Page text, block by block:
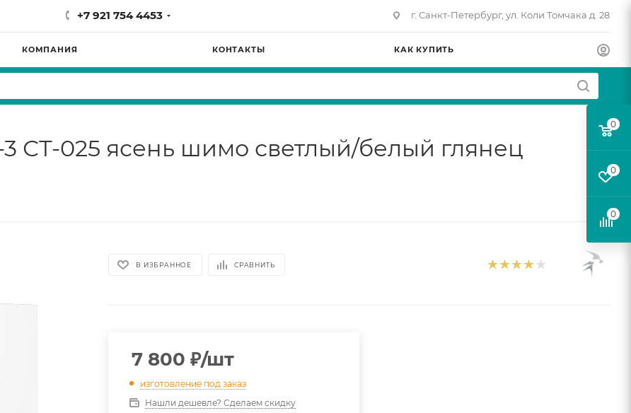
+7 921 754 4453 г. Санкт-Петербург, ул. Коли Томчака д. 28
КОМПАНИЯ КОНТАКТЫ КАК КУПИТЬ
СТ-025 ясень шимо светлый/белый глянец
В ИЗБРАННОЕ СРАВНИТЬ
7 800 ₽/шт
изготовление под заказ
Нашли дешевле? Сделаем скидку
0
0
0